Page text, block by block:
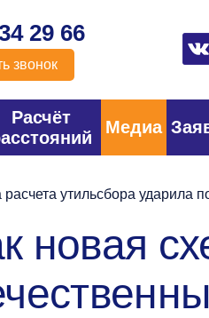
29 66
звонок
Расчёт
Медиа
утильсбора ударила
новая